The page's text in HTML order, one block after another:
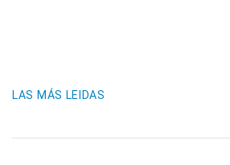
LAS MÁS LEIDAS